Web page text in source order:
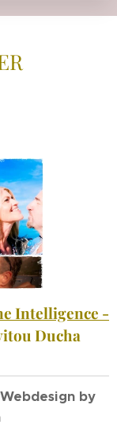
Intelligence -
Ducha
by